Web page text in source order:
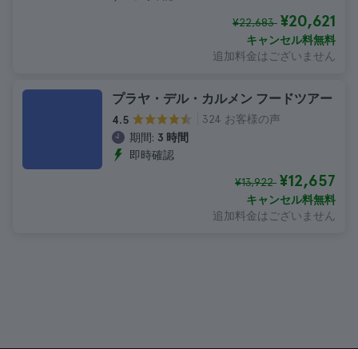
¥22,683 ¥20,621
キャンセル料無料
追加料金はございません
プラヤ・デル・カルメン フードツアー
4.5
324 お客様の声
期間: 3 時間
即時確認
¥13,922 ¥12,657
キャンセル料無料
追加料金はございません